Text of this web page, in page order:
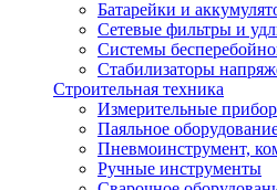
Батарейки и
Сетевые фильтры и
Системы
Стабилизаторы
Строительная техника
Измерительные
Паяльное
Пневмоинструмент,
Ручные инструменты